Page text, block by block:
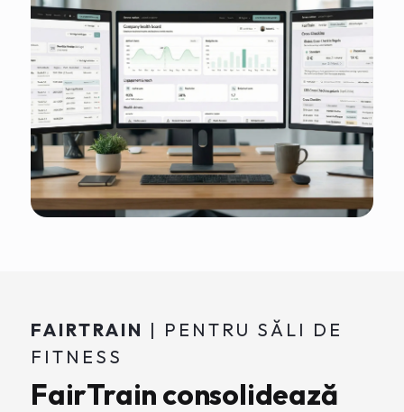
FAIRTRAIN | PENTRU SĂLI DE
FITNESS
FairTrain consolidează